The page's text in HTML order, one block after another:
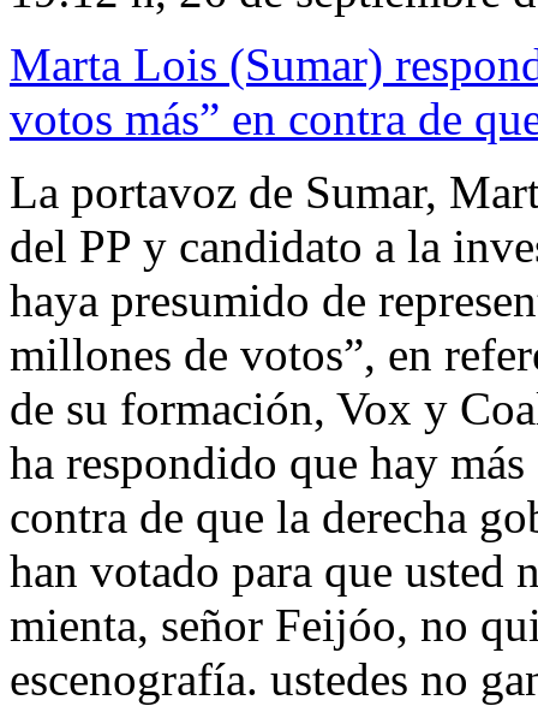
Marta Lois (Sumar)
votos más” en contra de
La portavoz de Sumar,
del PP y candidato a la
haya presumido de
millones de votos”, en
de su formación, Vox y
ha respondido que hay
contra de que la derecha
han votado para que usted
mienta, señor Feijóo, no
escenografía. ustedes no